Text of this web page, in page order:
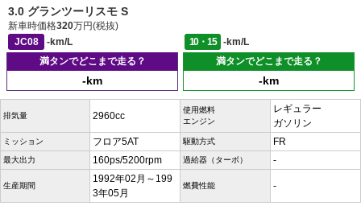
3.0 グランツーリスモ S
新車時価格320万円(税抜)
JC08
-km/L 10・15
-km/L
満タンでどこまで走る？
-km
満タンでどこまで走る？
-km
排気量 2960cc
使用燃料
エンジン
レギュラー
ガソリン
ミッション フロア5AT 駆動方式 FR
最大出力 160ps/5200rpm 過給器（ターボ） -
生産期間
1992年02月～199
3年05月
燃費性能 -